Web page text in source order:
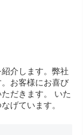
介します。弊社
お客様にお喜び
だきます。 いた
げています。